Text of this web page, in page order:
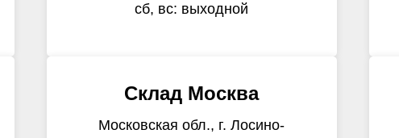
сб, вс: выходной
Склад Москва
Московская обл., г. Лосино-